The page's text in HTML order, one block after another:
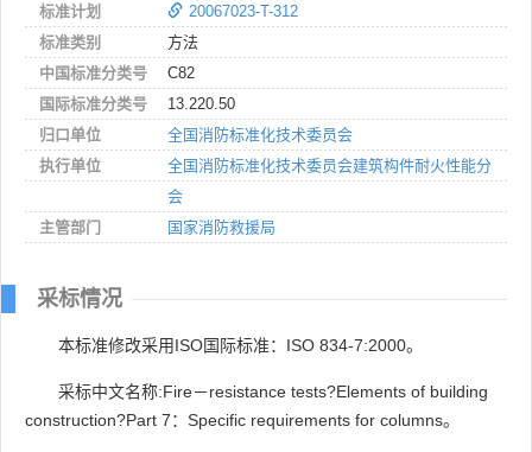
标准计划
20067023-T-312
标准类别
方法
中国标准分类号
C82
国际标准分类号
13.220.50
归口单位
全国消防标准化技术委员会
执行单位
全国消防标准化技术委员会建筑构件耐火性能分
会
主管部门
国家消防救援局
采标情况
本标准修改采用ISO国际标准：ISO 834-7:2000。
采标中文名称:Fire－resistance tests?Elements of building
construction?Part 7：Specific requirements for columns。